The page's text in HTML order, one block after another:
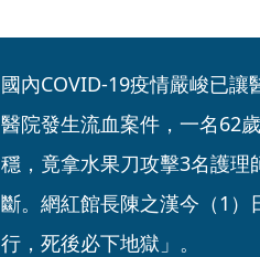
國內COVID-19疫情嚴峻已
醫院發生流血案件，一名62
穩，竟拿水果刀攻擊3名護
斷。網紅館長陳之漢今（1
行，死後必下地獄」。